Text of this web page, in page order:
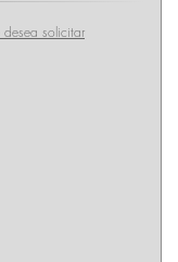
desea solicitar